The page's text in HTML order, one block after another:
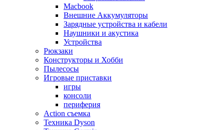
Macbook
Внешние Аккумуляторы
Зарядные устройства и кабели
Наушники и акустика
Устройства
Рюкзаки
Конструкторы и Хобби
Пылесосы
Игровые приставки
игры
консоли
периферия
Action съемка
Техника Dyson